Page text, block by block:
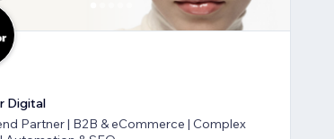
Digital
Partner | B2B & eCommerce | Complex